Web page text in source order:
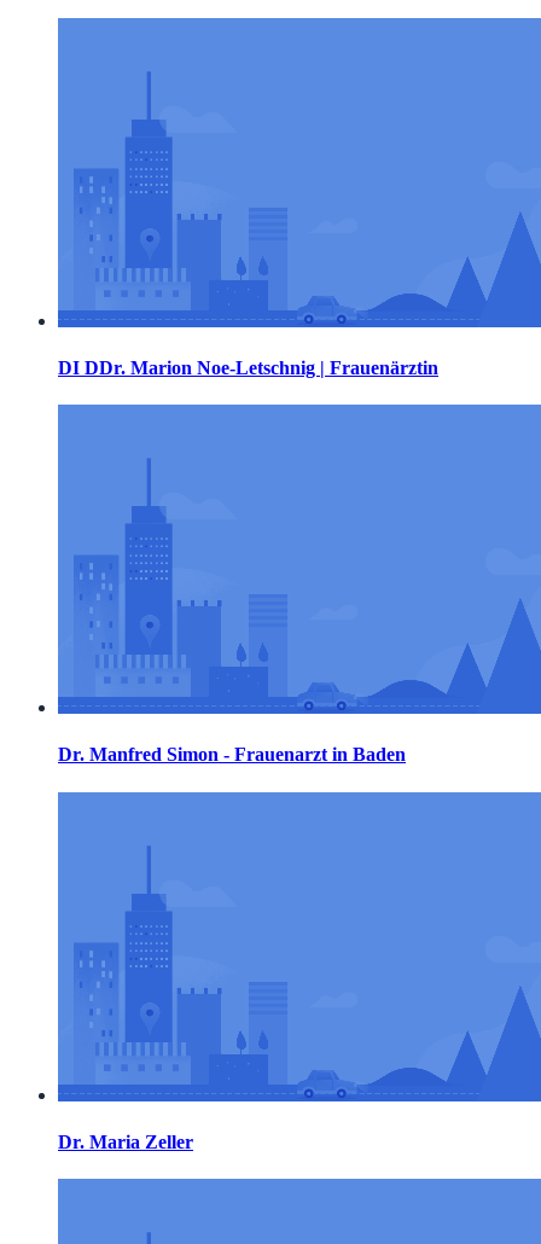
DI DDr. Marion Noe-Letschnig | Frauenärztin
Dr. Manfred Simon - Frauenarzt in Baden
Dr. Maria Zeller